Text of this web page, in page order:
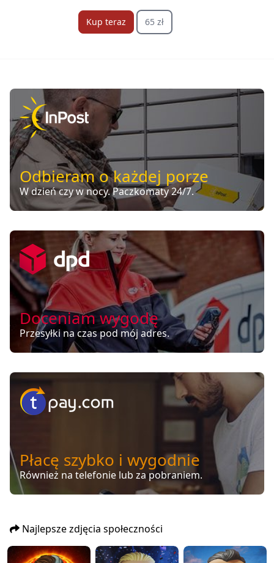
Kup teraz 65 zł
Odbieram o każdej porze
W dzień czy w nocy. Paczkomaty 24/7.
Doceniam wygodę
Przesyłki na czas pod mój adres.
Płacę szybko i wygodnie
Również na telefonie lub za pobraniem.
Najlepsze zdjęcia społeczności